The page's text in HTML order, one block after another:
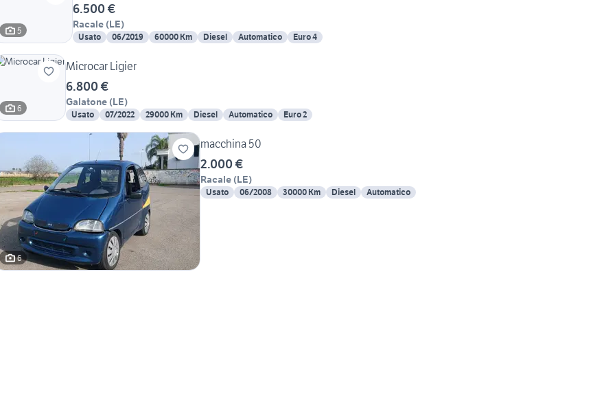
5
6.500 €
Racale (LE)
Usato 06/2019 60000 Km Diesel Automatico Euro 4
6
Microcar Ligier
6.800 €
Galatone (LE)
Usato 07/2022 29000 Km Diesel Automatico Euro 2
6
macchina 50
2.000 €
Racale (LE)
Usato 06/2008 30000 Km Diesel Automatico